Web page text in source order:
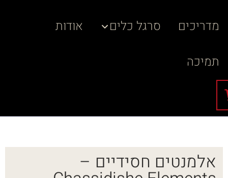
מדריכים
סרגל כלים
אודות
תמיכה
אלמנטים חסידיים –